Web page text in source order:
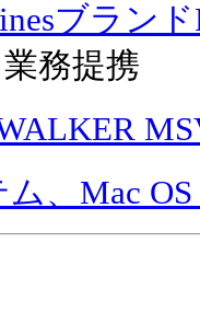
ブラン
務提携
、Mac